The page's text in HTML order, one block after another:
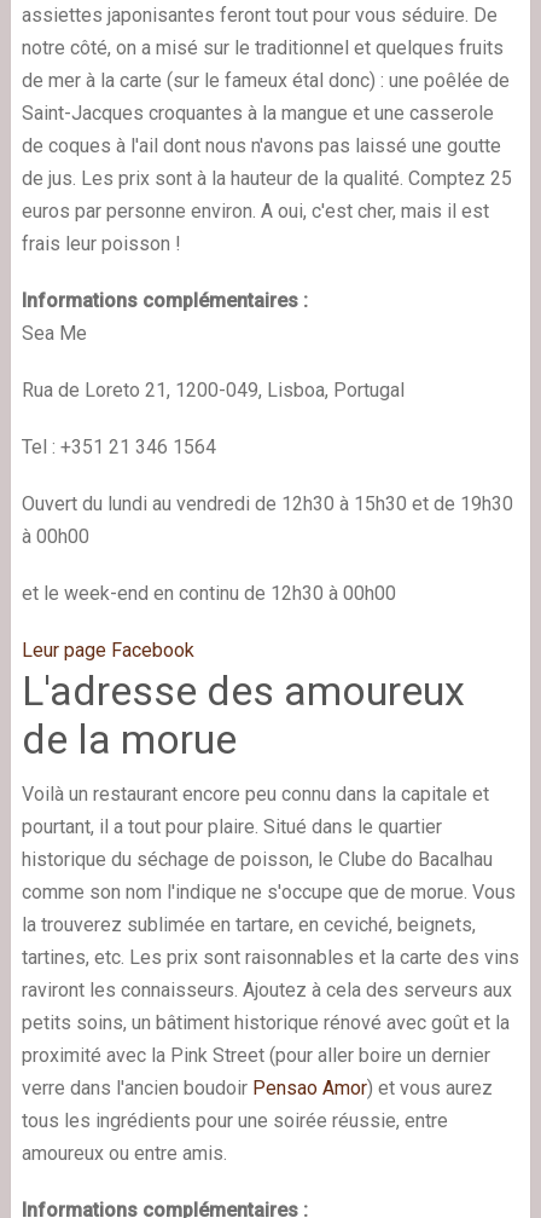
assiettes japonisantes feront tout pour vous séduire. De
notre côté, on a misé sur le traditionnel et quelques fruits
de mer à la carte (sur le fameux étal donc) : une poêlée de
Saint-Jacques croquantes à la mangue et une casserole
de coques à l'ail dont nous n'avons pas laissé une goutte
de jus. Les prix sont à la hauteur de la qualité. Comptez 25
euros par personne environ. A oui, c'est cher, mais il est
frais leur poisson !
Informations complémentaires :
Sea Me
Rua de Loreto 21, 1200-049, Lisboa, Portugal
Tel : +351 21 346 1564
Ouvert du lundi au vendredi de 12h30 à 15h30 et de 19h30
à 00h00
et le week-end en continu de 12h30 à 00h00
Leur page Facebook
L'adresse des amoureux
de la morue
Voilà un restaurant encore peu connu dans la capitale et
pourtant, il a tout pour plaire. Situé dans le quartier
historique du séchage de poisson, le Clube do Bacalhau
comme son nom l'indique ne s'occupe que de morue. Vous
la trouverez sublimée en tartare, en ceviché, beignets,
tartines, etc. Les prix sont raisonnables et la carte des vins
raviront les connaisseurs. Ajoutez à cela des serveurs aux
petits soins, un bâtiment historique rénové avec goût et la
proximité avec la Pink Street (pour aller boire un dernier
verre dans l'ancien boudoir Pensao Amor) et vous aurez
tous les ingrédients pour une soirée réussie, entre
amoureux ou entre amis.
Informations complémentaires :